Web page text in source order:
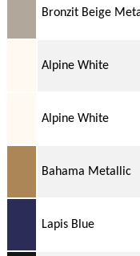
Bronzit Beige
Alpine White
Alpine White
Bahama Metallic
Lapis Blue